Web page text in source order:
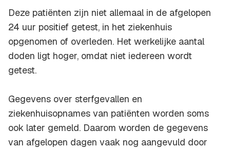
Deze patiënten zijn niet allemaal in de afgelopen
24 uur positief getest, in het ziekenhuis
opgenomen of overleden. Het werkelijke aantal
doden ligt hoger, omdat niet iedereen wordt
getest.
Gegevens over sterfgevallen en
ziekenhuisopnames van patiënten worden soms
ook later gemeld. Daarom worden de gegevens
van afgelopen dagen vaak nog aangevuld door